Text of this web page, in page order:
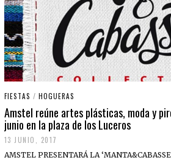
FIESTAS / HOGUERAS
Amstel reúne artes plásticas, moda y
junio en la plaza de los Luceros
13 JUNIO, 2017
AMSTEL PRESENTARÁ LA